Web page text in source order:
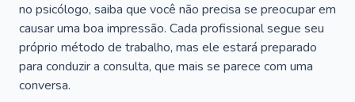
no psicólogo, saiba que você não precisa se preocupar em
causar uma boa impressão. Cada profissional segue seu
próprio método de trabalho, mas ele estará preparado
para conduzir a consulta, que mais se parece com uma
conversa.